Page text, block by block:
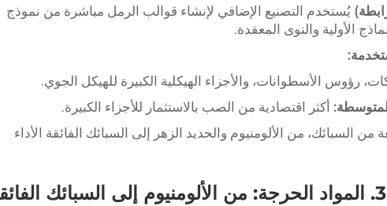
يُستخدم التصنيع الإضافي لإنشاء قوالب الرمل مباشرة من نموذج
رؤوس الأسطوانات، والأجزاء الهيكلية الكبيرة للهيكل الجوي.
أكثر اقتصادية من الصب بالاستثمار للأجزاء الكبيرة.
السبائك، من الألومنيوم والحديد الزهر إلى السبائك الفائقة الأداء
3. المواد الحرجة: من الألومنيوم إلى السبائك الفائقة